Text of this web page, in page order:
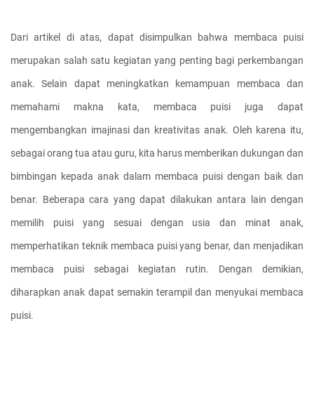
Dari artikel di atas, dapat disimpulkan bahwa membaca puisi
merupakan salah satu kegiatan yang penting bagi perkembangan
anak. Selain dapat meningkatkan kemampuan membaca dan
memahami makna kata, membaca puisi juga dapat
mengembangkan imajinasi dan kreativitas anak. Oleh karena itu,
sebagai orang tua atau guru, kita harus memberikan dukungan dan
bimbingan kepada anak dalam membaca puisi dengan baik dan
benar. Beberapa cara yang dapat dilakukan antara lain dengan
memilih puisi yang sesuai dengan usia dan minat anak,
memperhatikan teknik membaca puisi yang benar, dan menjadikan
membaca puisi sebagai kegiatan rutin. Dengan demikian,
diharapkan anak dapat semakin terampil dan menyukai membaca
puisi.